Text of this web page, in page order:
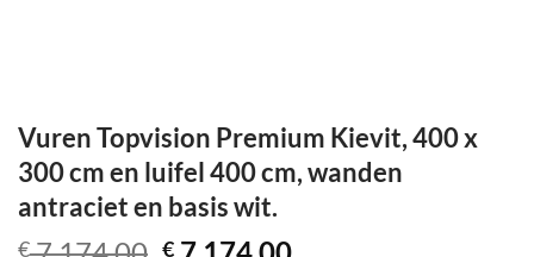
Vuren Topvision Premium Kievit, 400 x
300 cm en luifel 400 cm, wanden
antraciet en basis wit.
€ €